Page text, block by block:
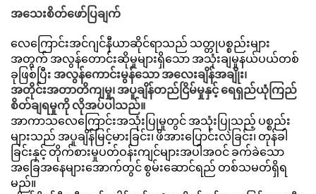
အသေးစိတ်ဖော်ပြချက်
လေကြောင်းအင်ဂျင်နီယာဆိုင်ရာသည် သတ္တုပစ္စည်းများ
အတွက် အလွန်တောင်းဆိုမှုများရှိသော အသုံးချမှုနယ်ပယ်တစ်
ခုဖြစ်ပြီး အလွန်ကောင်းမွန်သော အလေးချိန်အချိုး၊
အတိုင်းအတာတိကျမှု၊ အပူချိန်တည်ငြိမ်မှုနှင့် ရေရှည်ယုံကြည်
စိတ်ချရမှုကို လိုအပ်ပါသည်။
အာကာသလေကြောင်းအသုံးပြုမှုတွင် အသုံးပြုသည့် ပစ္စည်း
များသည် အပူချိန်မြင့်မားခြင်း၊ ဖိအားပြောင်းလဲခြင်း၊ တုန်ခါ
ခြင်းနှင့် တိုက်စားမှုပတ်ဝန်းကျင်များအပါအဝင် ခက်ခဲသော
အခြေအနေများအောက်တွင် စွမ်းဆောင်ရည် တစ်သမတ်ရှိရ
မည်။